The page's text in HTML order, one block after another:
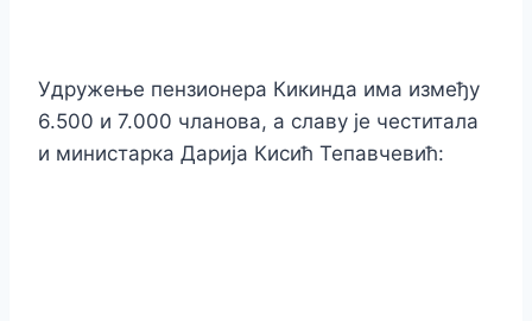
Удружење пензионера Кикинда има између
6.500 и 7.000 чланова, а славу је честитала
и министарка Дарија Кисић Тепавчевић: